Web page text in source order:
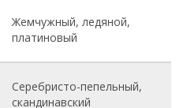
Жемчужный, ледяной,
платиновый
Серебристо-пепельный,
скандинавский